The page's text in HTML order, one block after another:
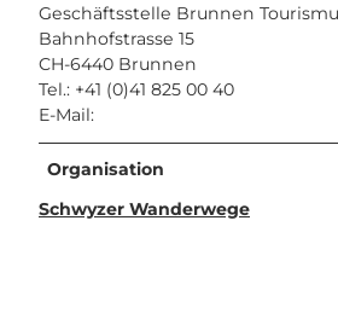
Geschäftsstelle Brunnen
Bahnhofstrasse 15
CH-6440 Brunnen
Tel.: +41 (0)41 825 00 40
E-Mail:
Organisation
Schwyzer Wanderwege